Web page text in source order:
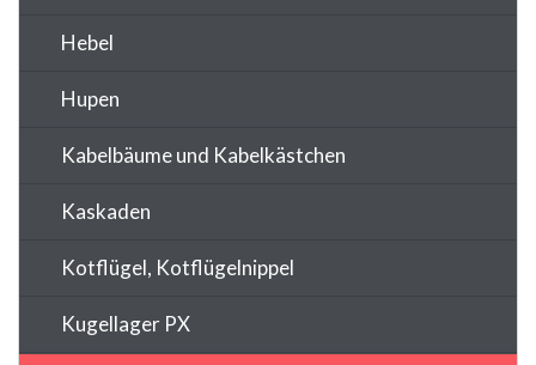
Hebel
Hupen
Kabelbäume und Kabelkästchen
Kaskaden
Kotflügel, Kotflügelnippel
Kugellager PX